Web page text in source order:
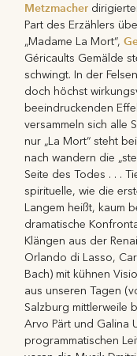
Metzmacher
Part des Erzählers
„Madame La Mort“,
Géricaults Gemälde
schwingt. In der
doch höchst
beeindruckenden
versammeln sich alle
nur „La Mort“ steht
nach wandern die
Seite des Todes . . .
spirituelle, wie die
Langem heißt, kaum
dramatische
Klängen aus der
Orlando di Lasso,
Bach) mit kühnen
aus unseren Tagen
Salzburg mittlerweile
Arvo Pärt und Galina
programmatischen